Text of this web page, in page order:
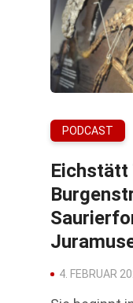
PODCAST
Eichstätt
4. FEBRUAR